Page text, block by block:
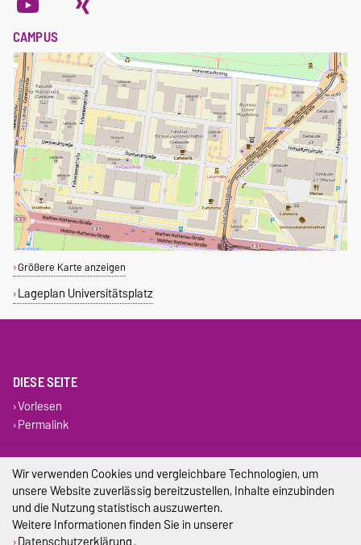
CAMPUS
Größere Karte anzeigen
Lageplan Universitätsplatz
DIESE SEITE
Vorlesen
Permalink
Impressum
Datenschutz
Barrierefreiheit
Wir verwenden Cookies und vergleichbare Technologien, um
unsere Website zuverlässig bereitzustellen, Inhalte einzubinden
und die Nutzung statistisch auszuwerten.
Weitere Informationen finden Sie in unserer